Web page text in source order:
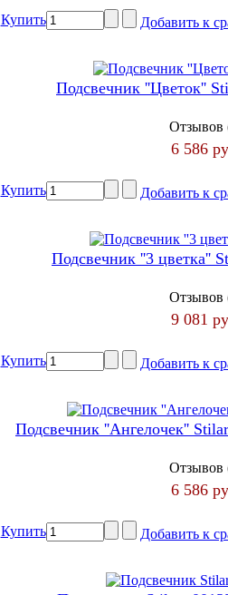
Купить
Добавить к
Подсвечник ''Цветок''
Отзывов
6 586
Купить
Добавить к
Подсвечник ''3 цветка''
Отзывов
9 081
Купить
Добавить к
Подсвечник ''Ангелочек''
Отзывов
6 586
Купить
Добавить к